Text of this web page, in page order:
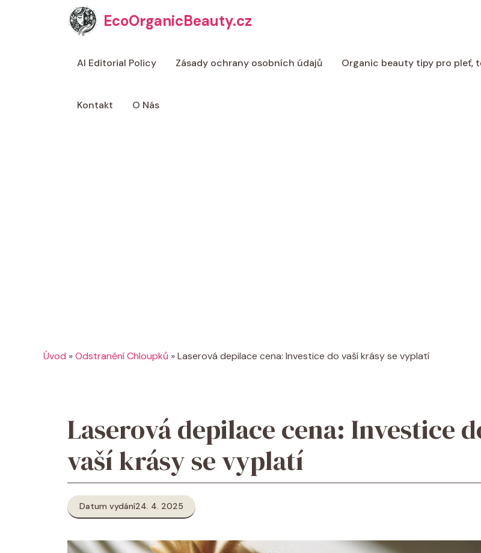
EcoOrganicBeauty.cz
AI Editorial Policy Zásady ochrany osobních údajů Organic beauty tipy pro pleť,
Kontakt O Nás
Úvod »Odstranění Chloupků »Laserová depilace cena: Investice do vaší krásy se vyplatí
Laserová depilace cena: Investice
vaší krásy se vyplatí
Datum vydání24. 4. 2025